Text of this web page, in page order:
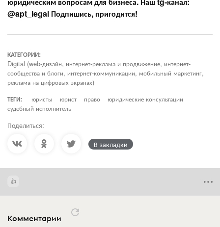
@apt_legal Подпишись, пригодится!
КАТЕГОРИИ:
Digital (web-дизайн, интернет-реклама и продвижение, интернет-
сообщества и блоги, интернет-коммуникации, мобильный маркетинг,
реклама на цифровых экранах)
ТЕГИ:
юристы юрист право
юридические консультации
судебный исполнитель
Поделиться:
В закладки
Комментарии